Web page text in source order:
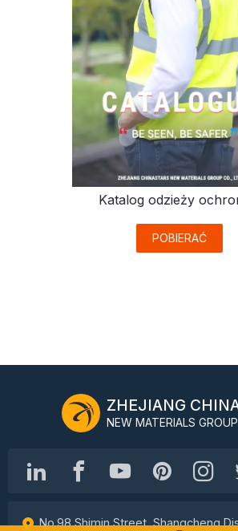
Katalog odzieży
POBIERAĆ
ZHEJIANG
NEW MATERIALS
No.98 Shimin Street, Shangcheng